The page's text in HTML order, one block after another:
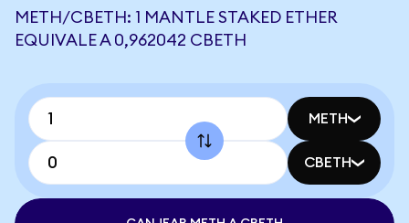
METH/CBETH: 1 MANTLE STAKED ETHER
EQUIVALE A 0,962042 CBETH
METH
CBETH